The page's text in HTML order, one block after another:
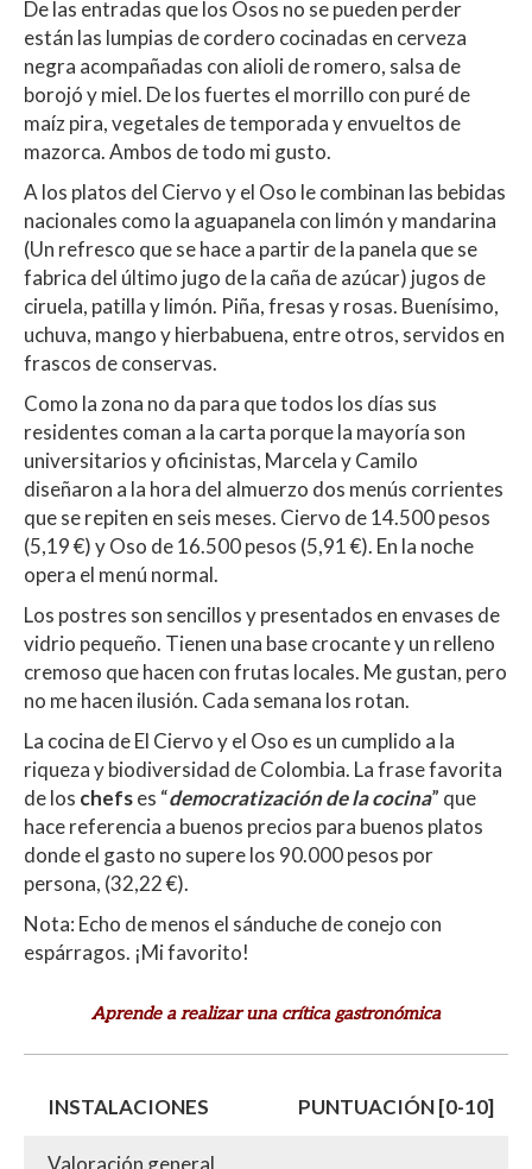
De las entradas que los Osos no se pueden perder
están las lumpias de cordero cocinadas en cerveza
negra acompañadas con alioli de romero, salsa de
borojó y miel. De los fuertes el morrillo con puré de
maíz pira, vegetales de temporada y envueltos de
mazorca. Ambos de todo mi gusto.
A los platos del Ciervo y el Oso le combinan las bebidas
nacionales como la aguapanela con limón y mandarina
(Un refresco que se hace a partir de la panela que se
fabrica del último jugo de la caña de azúcar) jugos de
ciruela, patilla y limón. Piña, fresas y rosas. Buenísimo,
uchuva, mango y hierbabuena, entre otros, servidos en
frascos de conservas.
Como la zona no da para que todos los días sus
residentes coman a la carta porque la mayoría son
universitarios y oficinistas, Marcela y Camilo
diseñaron a la hora del almuerzo dos menús corrientes
que se repiten en seis meses. Ciervo de 14.500 pesos
(5,19 €) y Oso de 16.500 pesos (5,91 €). En la noche
opera el menú normal.
Los postres son sencillos y presentados en envases de
vidrio pequeño. Tienen una base crocante y un relleno
cremoso que hacen con frutas locales. Me gustan, pero
no me hacen ilusión. Cada semana los rotan.
La cocina de El Ciervo y el Oso es un cumplido a la
riqueza y biodiversidad de Colombia. La frase favorita
de los chefses “democratización de la cocina” que
hace referencia a buenos precios para buenos platos
donde el gasto no supere los 90.000 pesos por
persona, (32,22 €).
Nota: Echo de menos el sánduche de conejo con
espárragos. ¡Mi favorito!
Aprende a realizar una crítica gastronómica
INSTALACIONES PUNTUACIÓN [0-10]
Valoración general